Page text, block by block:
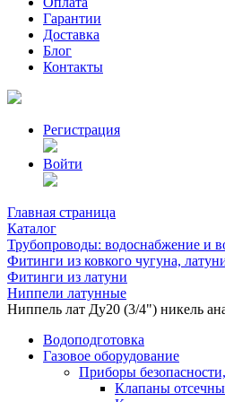
Гарантии
Доставка
Блог
Контакты
Регистрация
Войти
Главная страница
Каталог
Трубопроводы: водоснабжение и
Фитинги из ковкого чугуна,
Фитинги из латуни
Ниппели латунные
Ниппель лат Ду20 (3/4") никель
Водоподготовка
Газовое оборудование
Приборы
Клапаны